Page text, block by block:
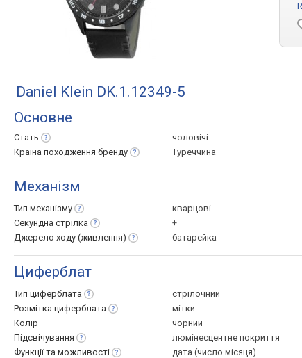
Daniel Klein DK.1.12349-5
Основне
Стать
чоловічі
Країна походження бренду Туреччина
Механізм
Тип механізму
кварцові
Секундна стрілка
+
Джерело ходу (живлення) батарейка
Циферблат
Тип циферблата
стрілочний
Розмітка циферблата
мітки
Колір
чорний
Підсвічування
люмінесцентне покриття
Функції та можливості дата (число місяця)